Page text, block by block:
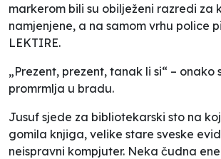
markerom bili su obilježeni razredi za
namjenjene, a na samom vrhu police
LEKTIRE.
„Prezent, prezent, tanak li si“ – onako
promrmlja u bradu.
Jusuf sjede za bibliotekarski sto na
gomila knjiga, velike stare sveske
neispravni kompjuter. Neka čudna